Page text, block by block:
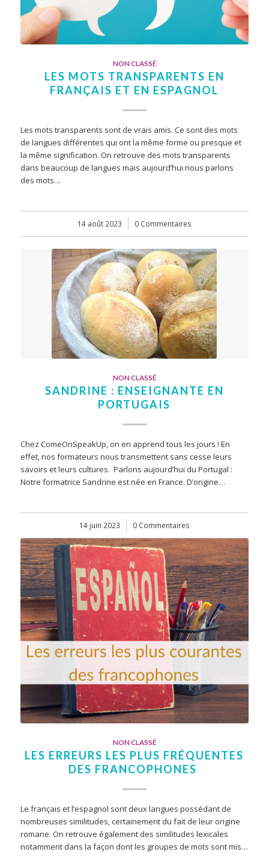
NON CLASSÉ
LES MOTS TRANSPARENTS EN
FRANÇAIS ET EN ESPAGNOL
Les mots transparents sont de vrais amis. Ce sont des mots
de langues différentes qui ont la même forme ou presque et
la même signification. On retrouve des mots transparents
dans beaucoup de langues mais aujourd’hui nous parlons
des mots…
14 août 2023
/ 0 Commentaires
NON CLASSÉ
SANDRINE : ENSEIGNANTE EN
PORTUGAIS
Chez ComeOnSpeakUp, on en apprend tous les jours ! En
effet, nos formateurs nous transmettent sans cesse leurs
savoirs et leurs cultures. Parlons aujourd’hui du Portugal :
Notre formatrice Sandrine est née en France. D’origine…
14 juin 2023
/ 0 Commentaires
NON CLASSÉ
LES ERREURS LES PLUS FRÉQUENTES
DES FRANCOPHONES
Le français et l’espagnol sont deux langues possédant de
nombreuses similitudes, certainement du fait de leur origine
romane. On retrouve également des similitudes lexicales
notamment dans la façon dont les groupes de mots sont mis…